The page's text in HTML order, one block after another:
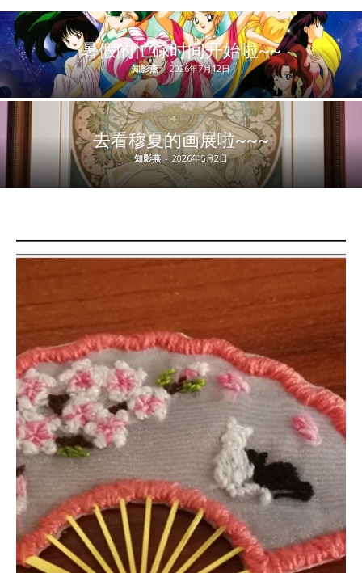
暑假的忙碌时间开始啦~~
知影燕 - 2026年7月12日
去看穆夏的画展啦~~~
知影燕 - 2026年5月2日